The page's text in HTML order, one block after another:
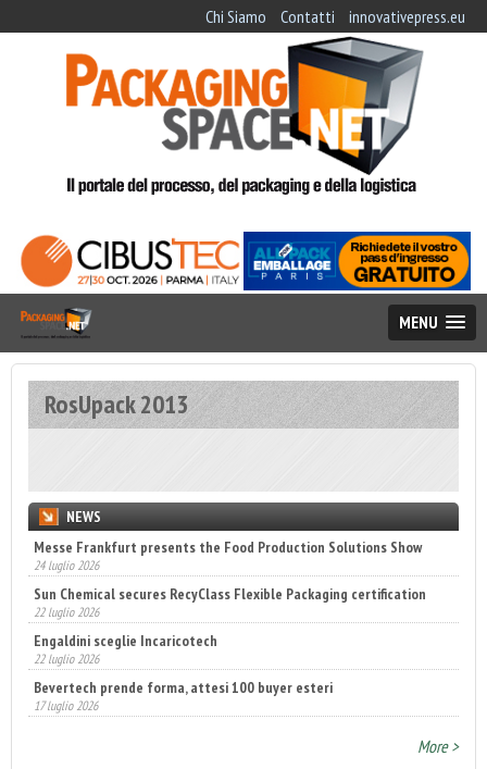
Chi Siamo Contatti innovativepress.eu
MENU
RosUpack 2013
NEWS
Messe Frankfurt presents the Food Production Solutions Show
24 luglio 2026
Sun Chemical secures RecyClass Flexible Packaging certification
22 luglio 2026
Engaldini sceglie Incaricotech
22 luglio 2026
Bevertech prende forma, attesi 100 buyer esteri
17 luglio 2026
More >